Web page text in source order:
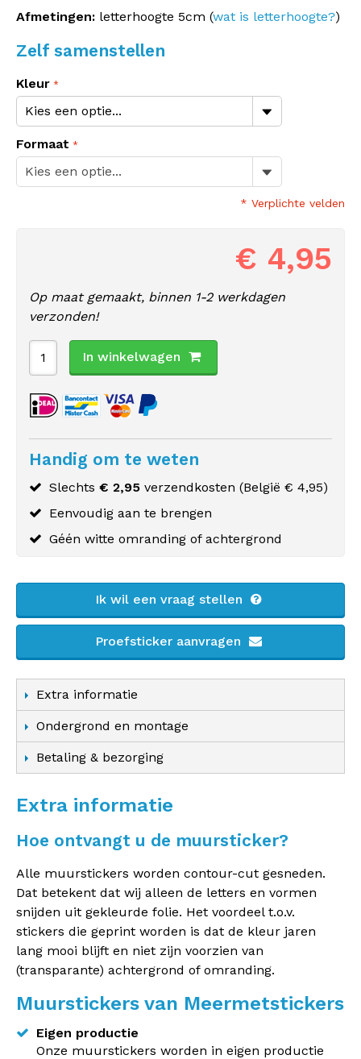
Afmetingen: letterhoogte 5cm (wat is letterhoogte?)
Zelf samenstellen
Kleur
Formaat
* Verplichte velden
€ 4,95
Op maat gemaakt, binnen 1-2 werkdagen
verzonden!
In winkelwagen
Handig om te weten
Slechts € 2,95 verzendkosten (België € 4,95)
Eenvoudig aan te brengen
Géén witte omranding of achtergrond
Ik wil een vraag stellen
Proefsticker aanvragen
Extra informatie
Ondergrond en montage
Betaling & bezorging
Extra informatie
Hoe ontvangt u de muursticker?
Alle muurstickers worden contour-cut gesneden.
Dat betekent dat wij alleen de letters en vormen
snijden uit gekleurde folie. Het voordeel t.o.v.
stickers die geprint worden is dat de kleur jaren
lang mooi blijft en niet zijn voorzien van
(transparante) achtergrond of omranding.
Muurstickers van Meermetstickers
Eigen productie
Onze muurstickers worden in eigen productie